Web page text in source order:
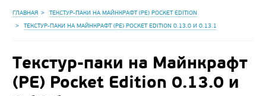
ГЛАВНАЯ
ТЕКСТУР-ПАКИ НА МАЙНКРАФТ (PE) POCKET EDITION
ТЕКСТУР-ПАКИ НА МАЙНКРАФТ (PE) POCKET EDITION 0.13.0 И 0.13.1
Текстур-паки на Майнкрафт
(PE) Pocket Edition 0.13.0 и